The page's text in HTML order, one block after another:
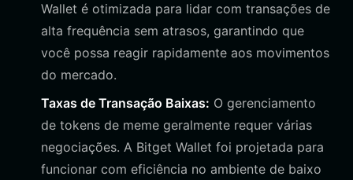
Wallet é otimizada para lidar com transações de
alta frequência sem atrasos, garantindo que
você possa reagir rapidamente aos movimentos
do mercado.
Taxas de Transação Baixas: O gerenciamento
de tokens de meme geralmente requer várias
negociações. A Bitget Wallet foi projetada para
funcionar com eficiência no ambiente de baixo